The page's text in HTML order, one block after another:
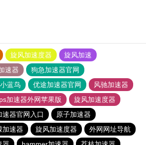
旋风加速度器
旋风加速
速器
狗急加速器官网
小蓝鸟 优途加速器官网
风驰加速器
加速器外网苹果版
旋风加速度器
速器官网入口
原子加速器
加速器 旋风加速度器
外网网址导航